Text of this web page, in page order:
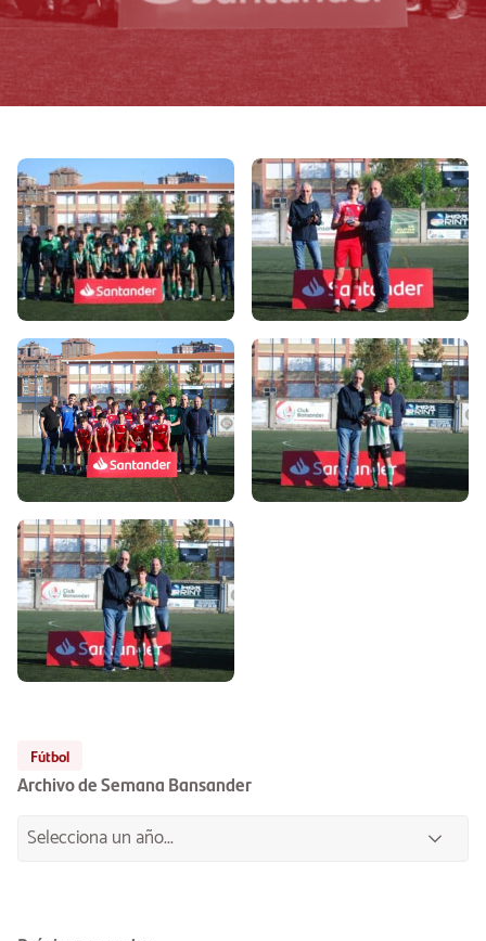
Fútbol
Archivo de Semana Bansander